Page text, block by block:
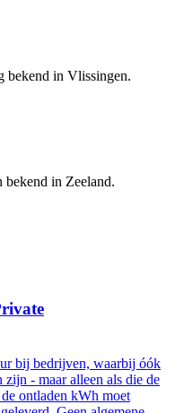
bekend in Vlissingen.
bekend in Zeeland.
bij bedrijven, waarbij óók
zijn - maar alleen als die de
ontladen kWh moet